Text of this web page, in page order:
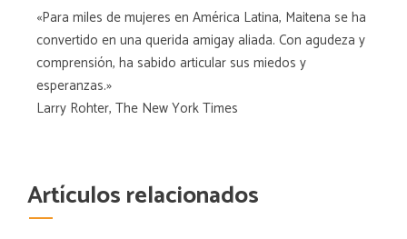
«Para miles de mujeres en América Latina, Maitena se ha
convertido en una querida amigay aliada. Con agudeza y
comprensión, ha sabido articular sus miedos y
esperanzas.»
Larry Rohter, The New York Times
Artículos relacionados